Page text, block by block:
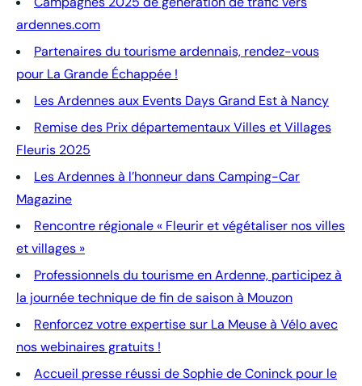
ardennes.com
Partenaires du tourisme ardennais, rendez-vous
pour La Grande Échappée !
Les Ardennes aux Events Days Grand Est à Nancy
Remise des Prix départementaux Villes et Villages
Fleuris 2025
Les Ardennes à l’honneur dans Camping-Car
Magazine
Rencontre régionale « Fleurir et végétaliser nos villes
et villages »
Professionnels du tourisme en Ardenne, participez à
la journée technique de fin de saison à Mouzon
Renforcez votre expertise sur La Meuse à Vélo avec
nos webinaires gratuits !
Accueil presse réussi de Sophie de Coninck pour le